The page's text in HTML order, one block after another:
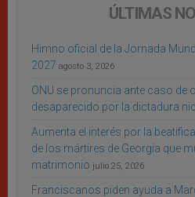
ÚLTIMAS
Himno oficial de la Jornada
2027 agosto 3, 2026
ONU se pronuncia ante caso de
desaparecido por la dictadura
Aumenta el interés por la
de los mártires de Georgia que
matrimonio julio 25, 2026
Franciscanos piden ayuda a